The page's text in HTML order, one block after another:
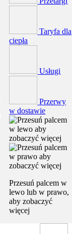
Taryfa dla
ciepła
Usługi
Przerwy
w dostawie
Przesuń palcem w
lewo lub w prawo,
aby zobaczyć
więcej